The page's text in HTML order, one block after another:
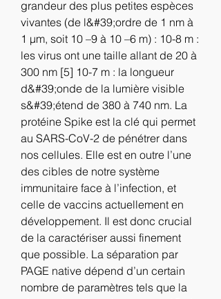
grandeur des plus petites espèces
vivantes (de l&#39;ordre de 1 nm à
1 µm, soit 10 –9 à 10 –6 m) : 10-8 m :
les virus ont une taille allant de 20 à
300 nm [5] 10-7 m : la longueur
d&#39;onde de la lumière visible
s&#39;étend de 380 à 740 nm. La
protéine Spike est la clé qui permet
au SARS-CoV-2 de pénétrer dans
nos cellules. Elle est en outre l’une
des cibles de notre système
immunitaire face à l’infection, et
celle de vaccins actuellement en
développement. Il est donc crucial
de la caractériser aussi finement
que possible. La séparation par
PAGE native dépend d’un certain
nombre de paramètres tels que la